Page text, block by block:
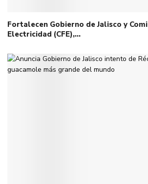
Fortalecen Gobierno de Jalisco y
Electricidad (CFE),…